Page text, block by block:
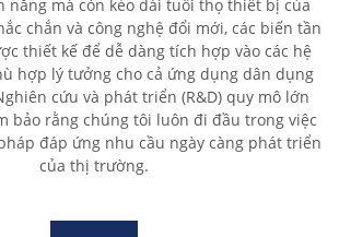
năng mà còn kéo dài tuổi thọ thiết bị của
chắn và công nghệ đổi mới, các biến tần
thiết kế để dễ dàng tích hợp vào các hệ
hợp lý tưởng cho cả ứng dụng dân dụng
cứu và phát triển (R&D) quy mô lớn
bảo rằng chúng tôi luôn đi đầu trong việc
đáp ứng nhu cầu ngày càng phát triển
của thị trường.